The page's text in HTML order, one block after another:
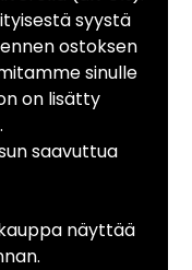
syystä
ostoksen
sinulle
on lisätty
saavuttua
näyttää